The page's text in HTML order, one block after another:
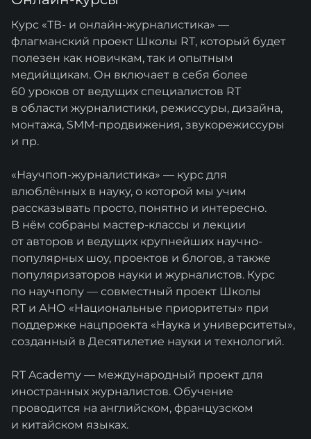
Курс «ТВ- и онлайн-журналистика» —
флагманский проект Школы RT, который будет
полезен как новичкам, так и опытным
медийщикам. Он включает в себя более
60 уроков от ведущих специалистов RT
в области журналистики, режиссуры, дизайна,
монтажа, SMM-продвижения, звукорежиссуры
и пр.
«Научпоп-журналистика» — курс для
влюблённых в науку, о которой мы учим
рассказывать просто, понятно и интересно.
В нём собраны мастер-классы и лекции
от авторов и ведущих крупнейших научно-
популярных шоу, проектов и блогов, а также
популяризаторов науки и журналистов. Курс
по научпопу — совместный проект Школы
RT и АНО «Национальные приоритеты» при
поддержке нацпроекта «Наука и университеты»,
созданный в Десятилетие науки и технологий.
RT Academy — международный проект для
иностранных журналистов. Обучение
проводится на английском, французском
и китайском языках.